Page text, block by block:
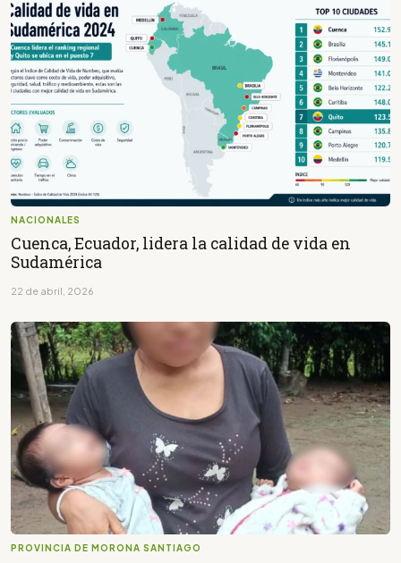
NACIONALES
Cuenca, Ecuador, lidera la calidad de vida en
Sudamérica
22 de abril, 2026
PROVINCIA DE MORONA SANTIAGO